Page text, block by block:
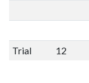
Trial 12